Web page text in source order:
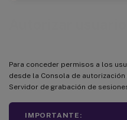
Para conceder permisos a los
desde la Consola de
Servidor de grabación de
IMPORTANTE: